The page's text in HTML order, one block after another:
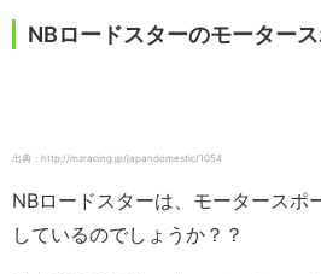
NBロードスターのモーター
出典：http://mzracing.jp/japandomestic/1054
NBロードスターは、モータースポ
しているのでしょうか？？